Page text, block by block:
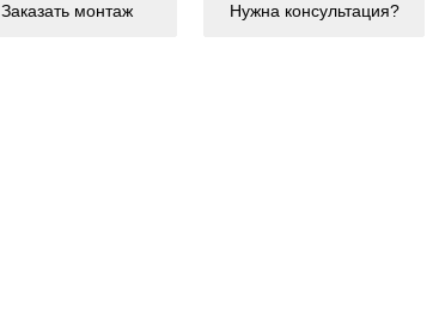
Заказать монтаж Нужна консультация?